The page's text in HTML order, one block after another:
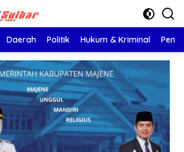
Daerah Politik Hukum & Kriminal